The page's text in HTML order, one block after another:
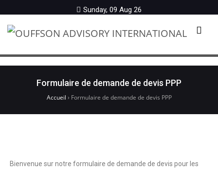
Sunday, 09 Aug 26
Formulaire de demande de devis PPP
Accueil › Formulaire de demande de devis PPP
Bienvenue sur notre formulaire de demande de devis pour les